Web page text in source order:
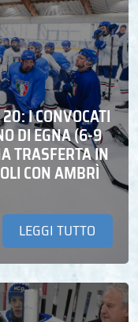
I CONVOCATI
DI EGNA (6-9
TRASFERTA IN
CON AMBRÌ
LEGGI TUTTO